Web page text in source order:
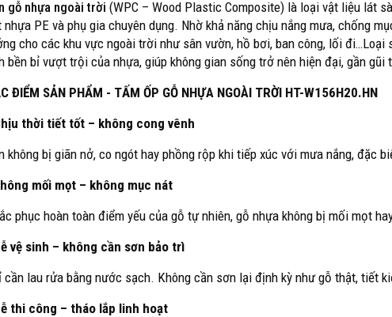
gỗ nhựa ngoài trời (WPC – Wood Plastic Composite) là loại vật liệu lát
nhựa PE và phụ gia chuyên dụng. Nhờ khả năng chịu nắng mưa, chống
cho các khu vực ngoài trời như sân vườn, hồ bơi, ban công, lối
bền bỉ vượt trội của nhựa, giúp không gian sống trở nên hiện đại, gần
ĐIỂM SẢN PHẨM - TẤM ỐP GỖ NHỰA NGOÀI TRỜI HT-W156H20.HN
thời tiết tốt – không cong vênh
không bị giãn nở, co ngót hay phồng rộp khi tiếp xúc với mưa nắng, đặc
mối mọt – không mục nát
phục hoàn toàn điểm yếu của gỗ tự nhiên, gỗ nhựa không bị mối mọt
vệ sinh – không cần sơn bảo trì
cần lau rửa bằng nước sạch. Không cần sơn lại định kỳ như gỗ thật, tiết
thi công – tháo lắp linh hoạt